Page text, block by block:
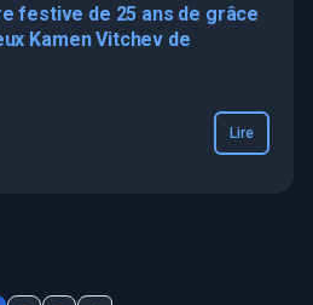
festive de 25 ans de grâce
Kamen Vitchev de
Lire